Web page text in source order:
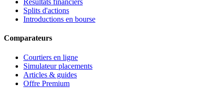
Résultats financiers
Splits d'actions
Introductions en bourse
Comparateurs
Courtiers en ligne
Simulateur placements
Articles & guides
Offre Premium